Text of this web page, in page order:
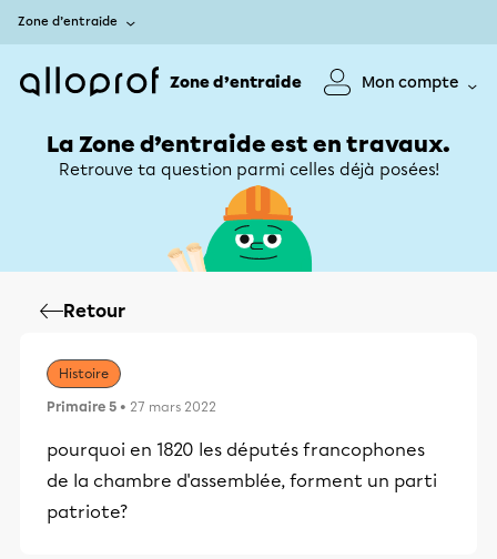
Zone d’entraide
Zone d’entraide Mon compte
La Zone d’entraide est en travaux.
Retrouve ta question parmi celles déjà posées!
Retour
Histoire
Primaire 5 • 27 mars 2022
pourquoi en 1820 les députés francophones
de la chambre d'assemblée, forment un parti
patriote?